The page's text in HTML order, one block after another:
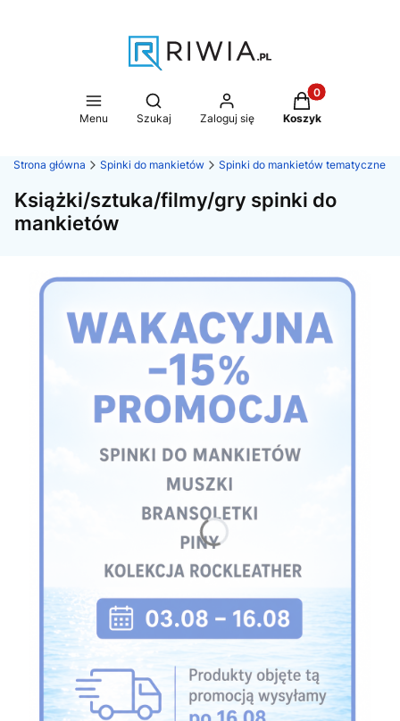
Menu
Otwórz wyszukiwarkę
Szukaj Zaloguj się
Produkty w
Koszyk
Strona główna Spinki do mankietów Spinki do mankietów tematyczne
Książki/sztuka/filmy/gry spinki do
mankietów